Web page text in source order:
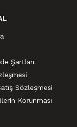
Şartları
Sözleşmesi
Korunması